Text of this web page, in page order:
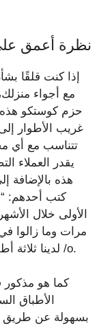
نظرة أعمق
إذا كنت قلقًا
مع أجواء
حزم كوستكو هذه
غريب الأطوار
تتناسب مع أي
يقدر العملاء
هذه بالإضافة
كتب أحدهم:
الأولى خلال
مرات وما زالوا
لدينا ثلاثة أطفال تتراوح أعمارهم بين 2 و6 سنوات /o.
كما هو مذكور
الأطباق
بسهولة عن طريق